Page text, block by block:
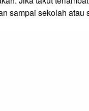
sampai sekolah atau